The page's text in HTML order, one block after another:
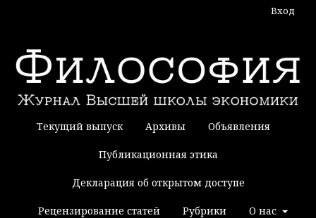
Текущий выпуск Архивы Объявления
Публикационная этика
Декларация об открытом доступе
Рецензирование статей Рубрики О нас
Вход